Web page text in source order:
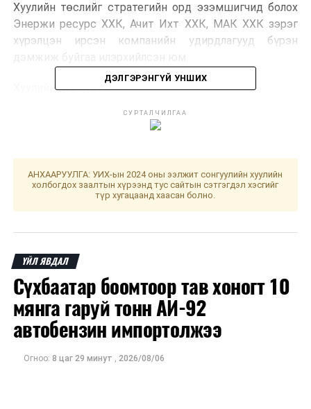
Хуулийн төслийг стратегийн орд эзэмшигчид болох
Энержи ресурс ХХК, Ачит Ихт ХХК, МАК ХХК зэрэг
хүрэлцэн ирсэн компанийн удирдлагууд бүрэн
Хуулийн цар хүрээ:
Стратегийн ач холбогдол бүхий ашигт
хамаарахыг тодорхой болгоно.
Үр өгөөжийн 60-аас доошгүй хувийг ард
иргэдэд хүртээнэ.
тохируулагч төлбөр төлнө.
Төрийн эзэмшлийн хувь хэмжээг ашигт
малтмалын төрлөөр нь ангилж тусгай АМНАТ-
өөр орлуулна.
ДЭЛГЭРЭНГҮЙ УНШИХ
СУРТАЛЧИЛГАА
АНХААРУУЛГА: УИХ-ын 2024 оны ээлжит сонгуулийн хуулийн
холбогдох заалтын хүрээнд тус сайтын сэтгэгдэл хэсгийг
түр хугацаанд хаасан болно.
ҮЙЛ ЯВДАЛ
Сүхбаатар боомтоор тав хоногт 10
мянга гаруй тонн АИ-92
автобензин импортолжээ
Огноо: 8 цаг 29 минут , 2026/08/06